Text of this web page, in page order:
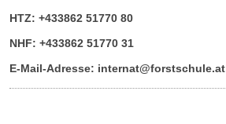
HTZ: +433862 51770 80
NHF: +433862 51770 31
E-Mail-Adresse: internat@forstschule.at